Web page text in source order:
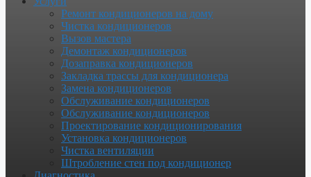
Ремонт кондиционеров на дому
Чистка кондиционеров
Вызов мастера
Демонтаж кондиционеров
Дозаправка кондиционеров
Закладка трассы для кондиционера
Замена кондиционеров
Обслуживание кондиционеров
Обслуживание кондиционеров
Проектирование кондиционирования
Установка кондиционеров
Чистка вентиляции
Штробление стен под кондиционер